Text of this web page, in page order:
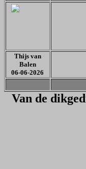
Thijs van
Balen
06-06-2026
Van de